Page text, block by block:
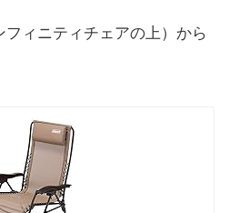
ィニティチェアの上）から